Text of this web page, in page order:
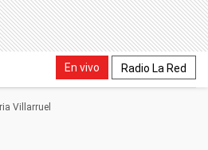
En vivo Radio La Red
Villarruel